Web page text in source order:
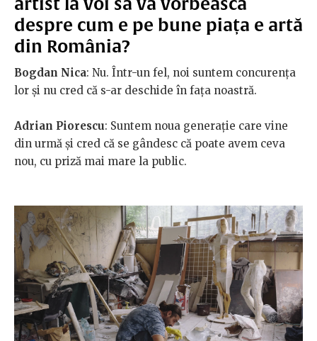
despre cum e pe bune piața e artă
din România?
Bogdan Nica: Nu. Într-un fel, noi suntem concurența
lor și nu cred că s-ar deschide în fața noastră.
Adrian Piorescu: Suntem noua generație care vine
din urmă și cred că se gândesc că poate avem ceva
nou, cu priză mai mare la public.